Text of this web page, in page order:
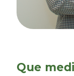
Que